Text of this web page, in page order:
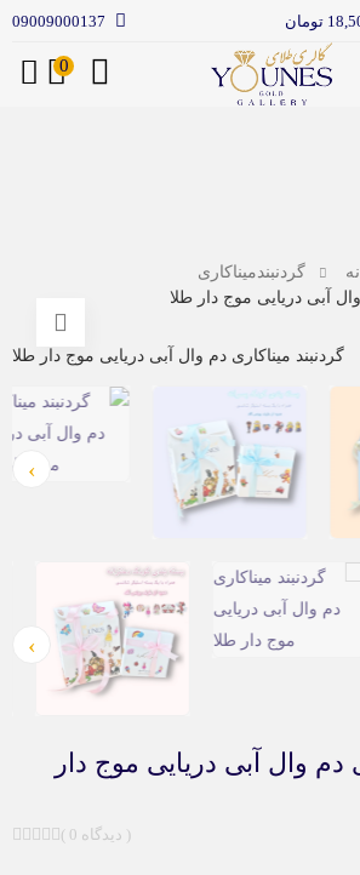
09009000137
0
گردنبندمیناکاری
آبی دریایی موج دار طلا
›
›
دم وال آبی دریایی موج دار
( 0 دیدگاه )